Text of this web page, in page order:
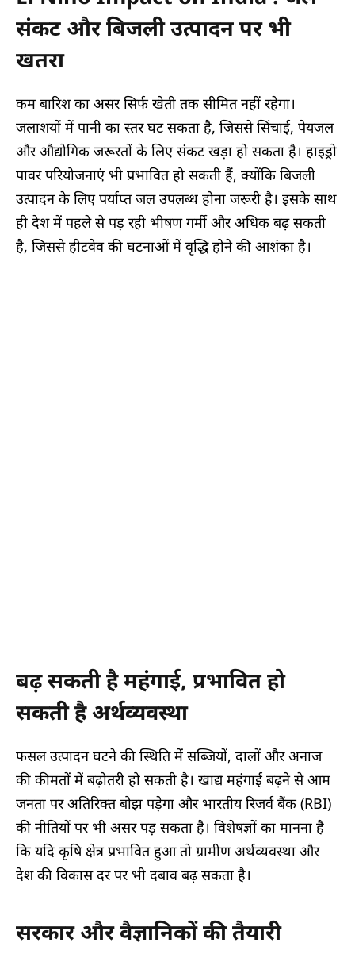
संकट और बिजली उत्पादन पर भी
खतरा
कम बारिश का असर सिर्फ खेती तक सीमित नहीं रहेगा।
जलाशयों में पानी का स्तर घट सकता है, जिससे सिंचाई, पेयजल
और औद्योगिक जरूरतों के लिए संकट खड़ा हो सकता है। हाइड्रो
पावर परियोजनाएं भी प्रभावित हो सकती हैं, क्योंकि बिजली
उत्पादन के लिए पर्याप्त जल उपलब्ध होना जरूरी है। इसके साथ
ही देश में पहले से पड़ रही भीषण गर्मी और अधिक बढ़ सकती
है, जिससे हीटवेव की घटनाओं में वृद्धि होने की आशंका है।
बढ़ सकती है महंगाई, प्रभावित हो
सकती है अर्थव्यवस्था
फसल उत्पादन घटने की स्थिति में सब्जियों, दालों और अनाज
की कीमतों में बढ़ोतरी हो सकती है। खाद्य महंगाई बढ़ने से आम
जनता पर अतिरिक्त बोझ पड़ेगा और भारतीय रिजर्व बैंक (RBI)
की नीतियों पर भी असर पड़ सकता है। विशेषज्ञों का मानना है
कि यदि कृषि क्षेत्र प्रभावित हुआ तो ग्रामीण अर्थव्यवस्था और
देश की विकास दर पर भी दबाव बढ़ सकता है।
सरकार और वैज्ञानिकों की तैयारी